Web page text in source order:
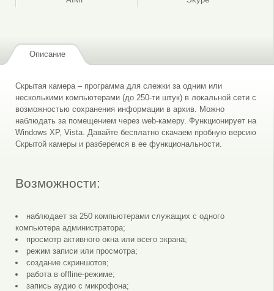
Описание
Скрытая камера – программа для слежки за одним или
несколькими компьютерами (до 250-ти штук) в локальной сети с
возможностью сохранения информации в архив. Можно
наблюдать за помещением через web-камеру. Функционирует на
Windows XP, Vista. Давайте бесплатно скачаем пробную версию
Скрытой камеры и разберемся в ее функциональности.
Возможности:
наблюдает за 250 компьютерами служащих с одного
компьютера администратора;
просмотр активного окна или всего экрана;
режим записи или просмотра;
создание скриншотов;
работа в offline-режиме;
запись аудио с микрофона;